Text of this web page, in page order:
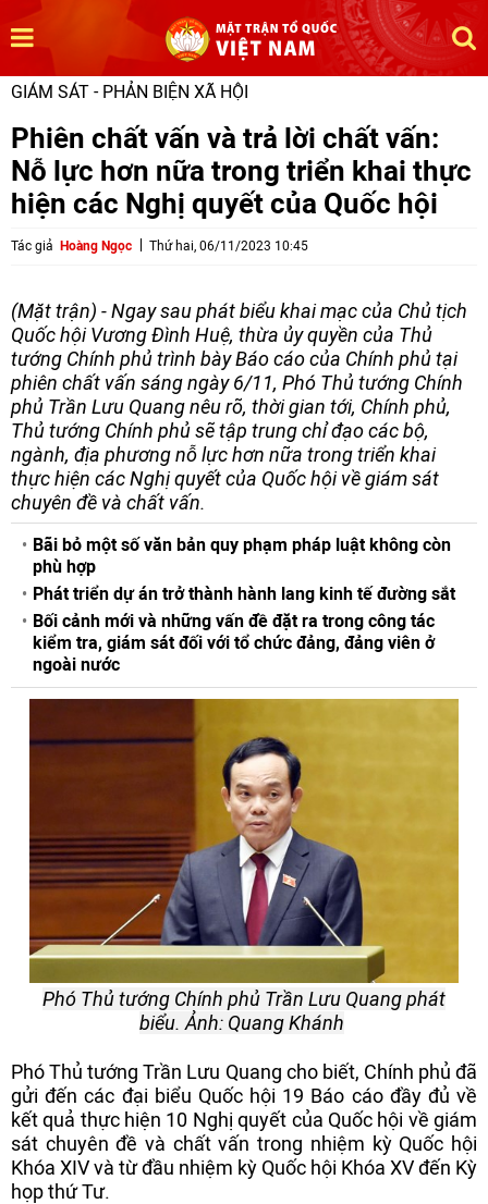
GIÁM SÁT - PHẢN BIỆN XÃ HỘI
Phiên chất vấn và trả lời chất vấn:
Nỗ lực hơn nữa trong triển khai thực
hiện các Nghị quyết của Quốc hội
Tác giả Hoàng Ngọc Thứ hai, 06/11/2023 10:45
(Mặt trận) - Ngay sau phát biểu khai mạc của Chủ tịch
Quốc hội Vương Đình Huệ, thừa ủy quyền của Thủ
tướng Chính phủ trình bày Báo cáo của Chính phủ tại
phiên chất vấn sáng ngày 6/11, Phó Thủ tướng Chính
phủ Trần Lưu Quang nêu rõ, thời gian tới, Chính phủ,
Thủ tướng Chính phủ sẽ tập trung chỉ đạo các bộ,
ngành, địa phương nỗ lực hơn nữa trong triển khai
thực hiện các Nghị quyết của Quốc hội về giám sát
chuyên đề và chất vấn.
Bãi bỏ một số văn bản quy phạm pháp luật không còn
phù hợp
Phát triển dự án trở thành hành lang kinh tế đường sắt
Bối cảnh mới và những vấn đề đặt ra trong công tác
kiểm tra, giám sát đối với tổ chức đảng, đảng viên ở
ngoài nước
Phó Thủ tướng Chính phủ Trần Lưu Quang phát
biểu. Ảnh: Quang Khánh
Phó Thủ tướng Trần Lưu Quang cho biết, Chính phủ đã
gửi đến các đại biểu Quốc hội 19 Báo cáo đầy đủ về
kết quả thực hiện 10 Nghị quyết của Quốc hội về giám
sát chuyên đề và chất vấn trong nhiệm kỳ Quốc hội
Khóa XIV và từ đầu nhiệm kỳ Quốc hội Khóa XV đến Kỳ
họp thứ Tư.